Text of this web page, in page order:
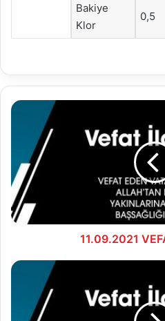
Bakiye
Klor
0,5
11.09.2021
İLANLARI
11.09.2021
12.09.2021